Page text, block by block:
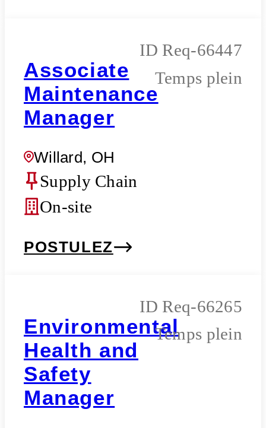
Associate
Maintenance
Manager
Willard, OH
Req-66447
Temps plein
Supply Chain
On-site
POSTULEZ
Environmental
Health and
Safety
Manager
Req-66265
Temps plein